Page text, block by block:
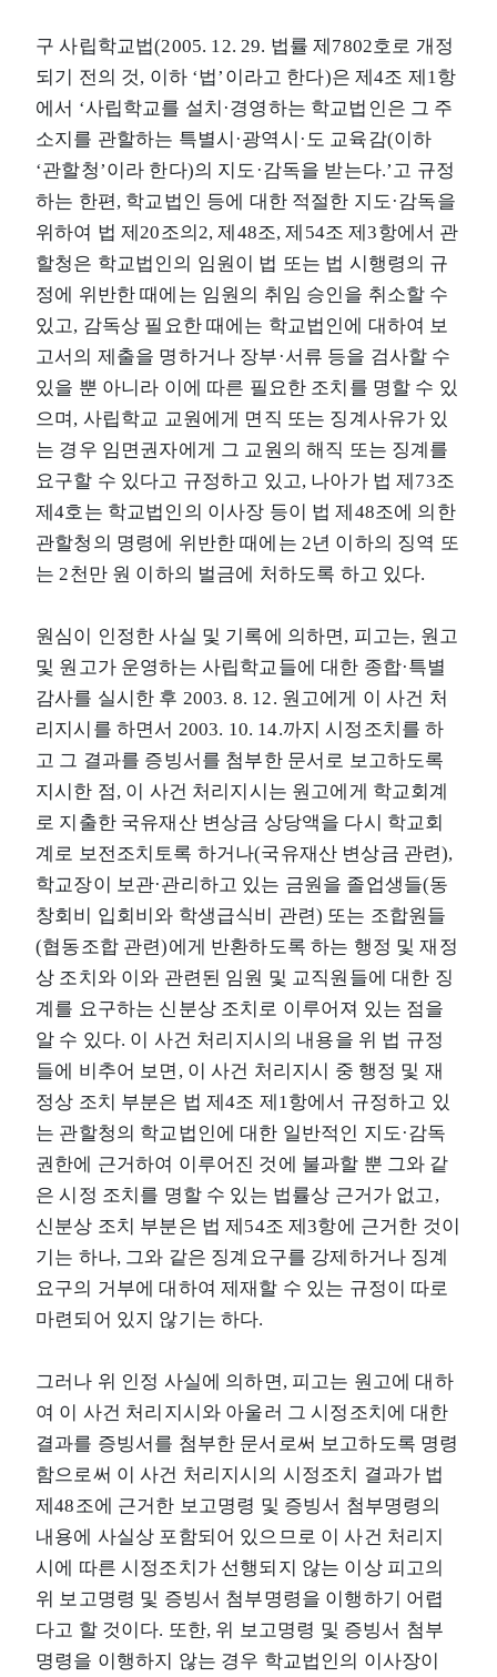
구 사립학교법(2005. 12. 29. 법률 제7802호로 개정
되기 전의 것, 이하 ‘법’이라고 한다)은 제4조 제1항
에서 ‘사립학교를 설치·경영하는 학교법인은 그 주
소지를 관할하는 특별시·광역시·도 교육감(이하
‘관할청’이라 한다)의 지도·감독을 받는다.’고 규정
하는 한편, 학교법인 등에 대한 적절한 지도·감독을
위하여 법 제20조의2, 제48조, 제54조 제3항에서 관
할청은 학교법인의 임원이 법 또는 법 시행령의 규
정에 위반한 때에는 임원의 취임 승인을 취소할 수
있고, 감독상 필요한 때에는 학교법인에 대하여 보
고서의 제출을 명하거나 장부·서류 등을 검사할 수
있을 뿐 아니라 이에 따른 필요한 조치를 명할 수 있
으며, 사립학교 교원에게 면직 또는 징계사유가 있
는 경우 임면권자에게 그 교원의 해직 또는 징계를
요구할 수 있다고 규정하고 있고, 나아가 법 제73조
제4호는 학교법인의 이사장 등이 법 제48조에 의한
관할청의 명령에 위반한 때에는 2년 이하의 징역 또
는 2천만 원 이하의 벌금에 처하도록 하고 있다.
원심이 인정한 사실 및 기록에 의하면, 피고는, 원고
및 원고가 운영하는 사립학교들에 대한 종합·특별
감사를 실시한 후 2003. 8. 12. 원고에게 이 사건 처
리지시를 하면서 2003. 10. 14.까지 시정조치를 하
고 그 결과를 증빙서를 첨부한 문서로 보고하도록
지시한 점, 이 사건 처리지시는 원고에게 학교회계
로 지출한 국유재산 변상금 상당액을 다시 학교회
계로 보전조치토록 하거나(국유재산 변상금 관련),
학교장이 보관·관리하고 있는 금원을 졸업생들(동
창회비 입회비와 학생급식비 관련) 또는 조합원들
(협동조합 관련)에게 반환하도록 하는 행정 및 재정
상 조치와 이와 관련된 임원 및 교직원들에 대한 징
계를 요구하는 신분상 조치로 이루어져 있는 점을
알 수 있다. 이 사건 처리지시의 내용을 위 법 규정
들에 비추어 보면, 이 사건 처리지시 중 행정 및 재
정상 조치 부분은 법 제4조 제1항에서 규정하고 있
는 관할청의 학교법인에 대한 일반적인 지도·감독
권한에 근거하여 이루어진 것에 불과할 뿐 그와 같
은 시정 조치를 명할 수 있는 법률상 근거가 없고,
신분상 조치 부분은 법 제54조 제3항에 근거한 것이
기는 하나, 그와 같은 징계요구를 강제하거나 징계
요구의 거부에 대하여 제재할 수 있는 규정이 따로
마련되어 있지 않기는 하다.
그러나 위 인정 사실에 의하면, 피고는 원고에 대하
여 이 사건 처리지시와 아울러 그 시정조치에 대한
결과를 증빙서를 첨부한 문서로써 보고하도록 명령
함으로써 이 사건 처리지시의 시정조치 결과가 법
제48조에 근거한 보고명령 및 증빙서 첨부명령의
내용에 사실상 포함되어 있으므로 이 사건 처리지
시에 따른 시정조치가 선행되지 않는 이상 피고의
위 보고명령 및 증빙서 첨부명령을 이행하기 어렵
다고 할 것이다. 또한, 위 보고명령 및 증빙서 첨부
명령을 이행하지 않는 경우 학교법인의 이사장이